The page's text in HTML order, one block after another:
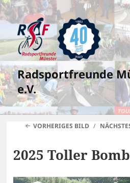
Radsportfreunde
e.V.
VORHERIGES BILD
2025 Toller